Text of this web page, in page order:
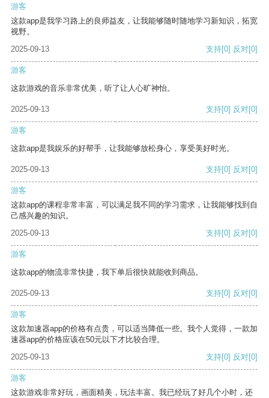
游客
这款app是我学习路上的良师益友，让我能够随时随地学习新知识，拓宽
视野。
2025-09-13
支持[0] 反对[0]
游客
这款游戏的音乐非常优美，听了让人心旷神怡。
2025-09-13 支持[0] 反对[0]
游客
这款app是我娱乐的好帮手，让我能够放松身心，享受美好时光。
2025-09-13 支持[0] 反对[0]
游客
这款app的课程非常丰富，可以满足我不同的学习需求，让我能够找到自
己感兴趣的知识。
2025-09-13
支持[0] 反对[0]
游客
这款app的物流非常快捷，我下单后很快就能收到商品。
2025-09-13 支持[0] 反对[0]
游客
这款加速器app的价格有点贵，可以适当降低一些。我个人觉得，一款加
速器app的价格应该在50元以下才比较合理。
2025-09-13
支持[0] 反对[0]
游客
这款游戏非常好玩，画面精美，玩法丰富。我已经玩了好几个小时，还